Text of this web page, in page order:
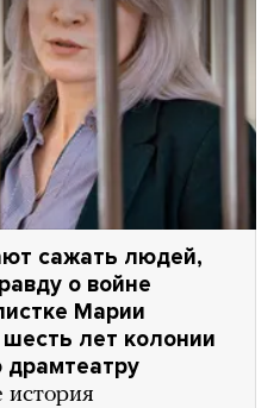
сажать людей,
о войне
Марии
лет колонии
драмтеатру
история